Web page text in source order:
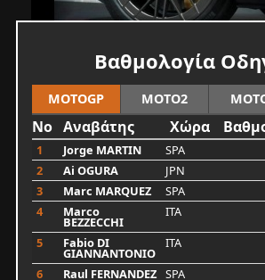
Βαθμολογία
MOTOGP MOTO2
No Αναβάτης Χώρα
1 Jorge MARTIN SPA
2
Ai OGURA JPN
3
Marc MARQUEZ SPA
4
Marco
BEZZECCHI
ITA
5
Fabio DI
GIANNANTONIO
ITA
6
Raul FERNANDEZ SPA